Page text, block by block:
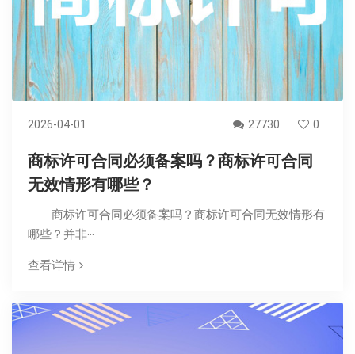
2026-04-01 27730 0
商标许可合同必须备案吗？商标许可合同
无效情形有哪些？
商标许可合同必须备案吗？商标许可合同无效情形有
哪些？并非···
查看详情